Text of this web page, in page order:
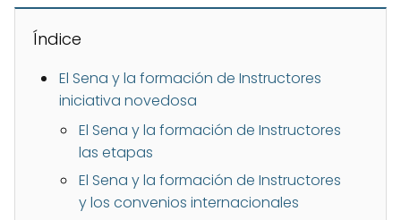
Índice
El Sena y la formación de Instructores
iniciativa novedosa
El Sena y la formación de Instructores
las etapas
El Sena y la formación de Instructores
y los convenios internacionales